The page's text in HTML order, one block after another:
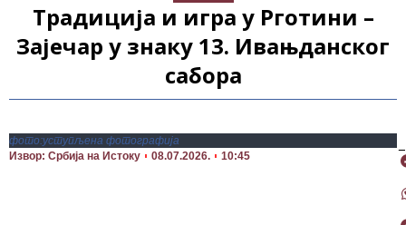
Традиција и игра у Рготини –
Зајечар у знаку 13. Ивањданског
сабора
фото:уступљена фотографија
Извор: Србија на Истоку
08.07.2026. 10:45